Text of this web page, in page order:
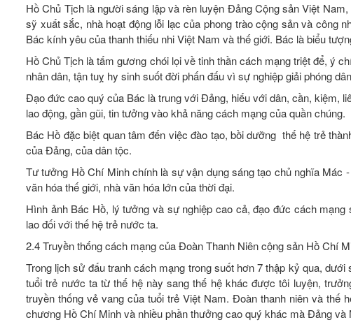
Hồ Chủ Tịch là người sáng lập và rèn luyện Đảng Cộng sản Việt
sỹ xuất sắc, nhà hoạt động lỗi lạc của phong trào cộng sản và công
Bác kính yêu của thanh thiếu nhi Việt Nam và thế giới. Bác là biểu
Hồ Chủ Tịch là tấm gương chói lọi về tinh thần cách mạng triệt để, ý
nhân dân, tận tuỵ hy sinh suốt đời phấn đấu vì sự nghiệp giải phóng
Đạo đức cao quý của Bác là trung với Đảng, hiếu với dân, cần, kiệm,
lao động, gần gũi, tin tưởng vào khả năng cách mạng của quần chúng.
Bác Hồ đặc biệt quan tâm đến việc đào tạo, bồi dưỡng thế hệ trẻ
của Đảng, của dân tộc.
Tư tưởng Hồ Chí Minh chính là sự vận dụng sáng tạo chủ nghĩa Mác
văn hóa thế giới, nhà văn hóa lớn của thời đại.
Hình ảnh Bác Hồ, lý tưởng và sự nghiệp cao cả, đạo đức cách
lao đối với thế hệ trẻ nước ta.
2.4 Truyền thống cách mạng của Đoàn Thanh Niên cộng sản Hồ Chí
Trong lịch sử đấu tranh cách mạng trong suốt hơn 7 thập kỷ qua,
tuổi trẻ nước ta từ thế hệ này sang thế hệ khác được tôi luyện,
truyền thống vẻ vang của tuổi trẻ Việt Nam. Đoàn thanh niên và
chương Hồ Chí Minh và nhiều phần thưởng cao quý khác mà Đảng và